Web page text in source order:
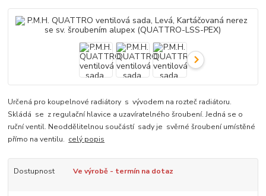
Určená pro koupelnové radiátory s vývodem na rozteč radiátoru.
Skládá se z regulační hlavice a uzavíratelného šroubení. Jedná se o
ruční ventil. Neoddělitelnou součástí sady je svěrné šroubení umístěné
přímo na ventilu. celý popis
Dostupnost Ve výrobě - termín na dotaz